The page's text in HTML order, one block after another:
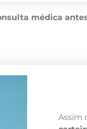
médica
Assim